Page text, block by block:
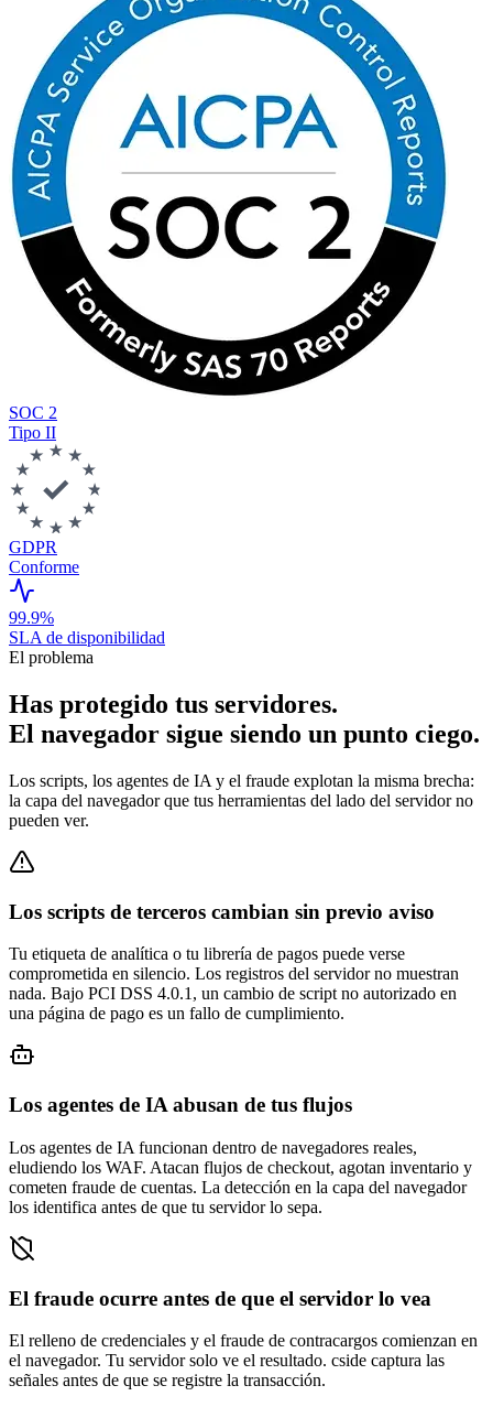
SOC 2
Tipo II
GDPR
Conforme
99.9%
SLA de disponibilidad
El problema
Has protegido tus servidores.
El navegador sigue siendo un punto ciego.
Los scripts, los agentes de IA y el fraude explotan la misma brecha:
la capa del navegador que tus herramientas del lado del servidor no
pueden ver.
Los scripts de terceros cambian sin previo aviso
Tu etiqueta de analítica o tu librería de pagos puede verse
comprometida en silencio. Los registros del servidor no muestran
nada. Bajo PCI DSS 4.0.1, un cambio de script no autorizado en
una página de pago es un fallo de cumplimiento.
Los agentes de IA abusan de tus flujos
Los agentes de IA funcionan dentro de navegadores reales,
eludiendo los WAF. Atacan flujos de checkout, agotan inventario y
cometen fraude de cuentas. La detección en la capa del navegador
los identifica antes de que tu servidor lo sepa.
El fraude ocurre antes de que el servidor lo vea
El relleno de credenciales y el fraude de contracargos comienzan en
el navegador. Tu servidor solo ve el resultado. cside captura las
señales antes de que se registre la transacción.